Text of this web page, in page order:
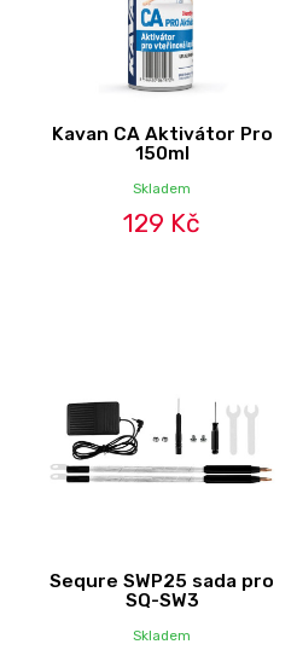
Kavan CA Aktivátor Pro
150ml
Skladem
129 Kč
Sequre SWP25 sada pro
SQ-SW3
Skladem